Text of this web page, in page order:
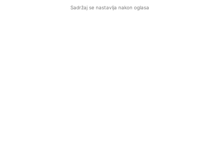
Sadržaj se nastavlja nakon oglasa